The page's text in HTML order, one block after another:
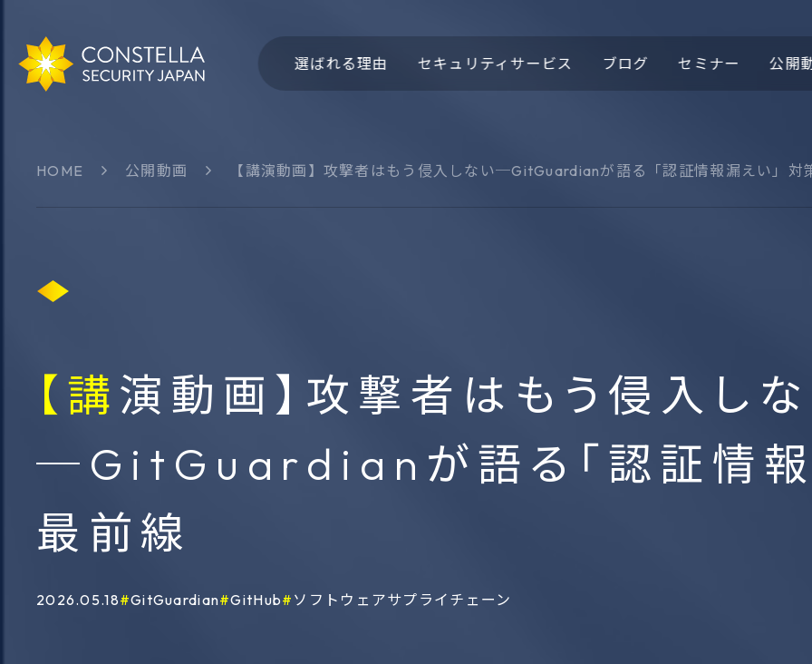
選ばれる理由 セキュリティサービス
ク
ンテリジェンスマネージド
サービス
Cyabra
ブログ
サイバー領域
セミナー 公開
HOME 公開動画 【講演動画】攻撃者はもう侵入しない─GitGuardianが語る「認証情報漏えい」対
【講演動画】攻撃者はもう侵入しない
─GitGuardianが語る「認証情報
最前線
2026.05.18 GitGuardian GitHub ソフトウェアサプライチェーン